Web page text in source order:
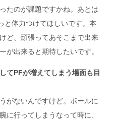
たのが課題ですかね。あとは
と体力つけてほしいです。本
ど、頑張ってあそこまで出来
が出来ると期待したいです。
てPFが増えてしまう場面も目
がないんですけど。ボールに
に行ってしまうなって時に、